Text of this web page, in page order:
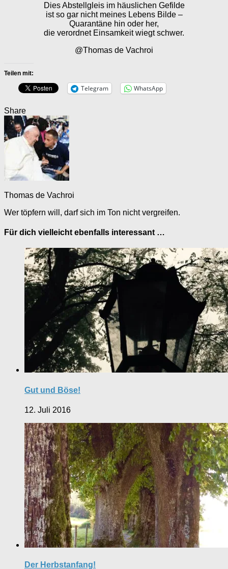
Dies Abstellgleis im häuslichen Gefilde
ist so gar nicht meines Lebens Bilde –
Quarantäne hin oder her,
die verordnet Einsamkeit wiegt schwer.
@Thomas de Vachroi
Teilen mit:
Telegram WhatsApp
Share
Thomas de Vachroi
Wer töpfern will, darf sich im Ton nicht vergreifen.
Für dich vielleicht ebenfalls interessant …
Gut und Böse!
12. Juli 2016
Der Herbstanfang!